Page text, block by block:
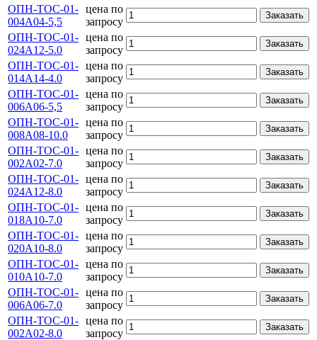
ОПН-ТОС-01-
004А04-5,5
цена по
запросу
Заказать
ОПН-ТОС-01-
024А12-5.0
цена по
запросу
Заказать
ОПН-ТОС-01-
014А14-4.0
цена по
запросу
Заказать
ОПН-ТОС-01-
006А06-5,5
цена по
запросу
Заказать
ОПН-ТОС-01-
008А08-10.0
цена по
запросу
Заказать
ОПН-ТОС-01-
002А02-7.0
цена по
запросу
Заказать
ОПН-ТОС-01-
024А12-8.0
цена по
запросу
Заказать
ОПН-ТОС-01-
018А10-7.0
цена по
запросу
Заказать
ОПН-ТОС-01-
020А10-8.0
цена по
запросу
Заказать
ОПН-ТОС-01-
010А10-7.0
цена по
запросу
Заказать
ОПН-ТОС-01-
006А06-7.0
цена по
запросу
Заказать
ОПН-ТОС-01-
002А02-8.0
цена по
запросу
Заказать